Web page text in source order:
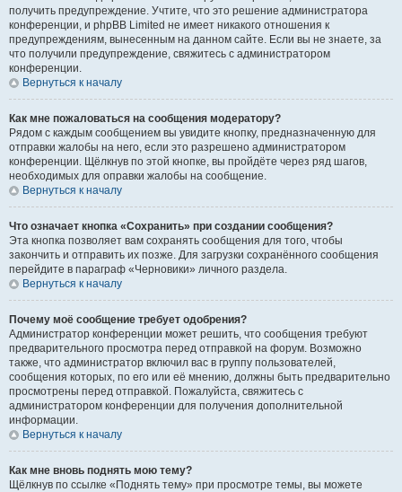
получить предупреждение. Учтите, что это решение администратора
конференции, и phpBB Limited не имеет никакого отношения к
предупреждениям, вынесенным на данном сайте. Если вы не знаете, за
что получили предупреждение, свяжитесь с администратором
конференции.
Вернуться к началу
Как мне пожаловаться на сообщения модератору?
Рядом с каждым сообщением вы увидите кнопку, предназначенную для
отправки жалобы на него, если это разрешено администратором
конференции. Щёлкнув по этой кнопке, вы пройдёте через ряд шагов,
необходимых для оправки жалобы на сообщение.
Вернуться к началу
Что означает кнопка «Сохранить» при создании сообщения?
Эта кнопка позволяет вам сохранять сообщения для того, чтобы
закончить и отправить их позже. Для загрузки сохранённого сообщения
перейдите в параграф «Черновики» личного раздела.
Вернуться к началу
Почему моё сообщение требует одобрения?
Администратор конференции может решить, что сообщения требуют
предварительного просмотра перед отправкой на форум. Возможно
также, что администратор включил вас в группу пользователей,
сообщения которых, по его или её мнению, должны быть предварительно
просмотрены перед отправкой. Пожалуйста, свяжитесь с
администратором конференции для получения дополнительной
информации.
Вернуться к началу
Как мне вновь поднять мою тему?
Щёлкнув по ссылке «Поднять тему» при просмотре темы, вы можете